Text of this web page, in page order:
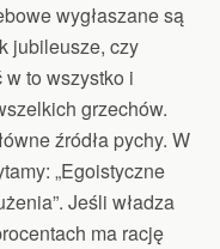
wygłaszane są
jubileusze, czy
to wszystko i
grzechów.
źródła pychy. W
„Egoistyczne
Jeśli władza
ma rację